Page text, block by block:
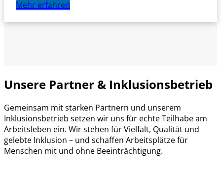
Mehr erfahren
Unsere Partner & Inklusionsbetrieb
Gemeinsam mit starken Partnern und unserem
Inklusionsbetrieb setzen wir uns für echte Teilhabe am
Arbeitsleben ein. Wir stehen für Vielfalt, Qualität und
gelebte Inklusion – und schaffen Arbeitsplätze für
Menschen mit und ohne Beeinträchtigung.